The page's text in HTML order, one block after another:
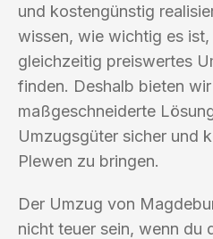
und kostengünstig
wissen, wie wichtig es
gleichzeitig preiswertes
finden. Deshalb bieten
maßgeschneiderte
Umzugsgüter sicher und
Plewen zu bringen.
Der Umzug von
nicht teuer sein, wenn du